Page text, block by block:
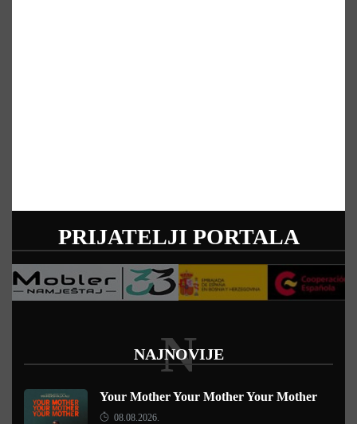
PRIJATELJI PORTALA
NAJNOVIJE
N
Your Mother Your Mother Your Mother
08.08.2026.